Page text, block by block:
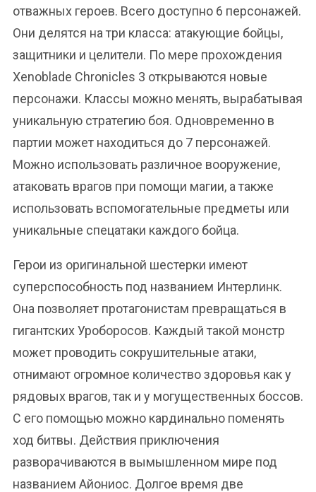
отважных героев. Всего доступно 6 персонажей.
Они делятся на три класса: атакующие бойцы,
защитники и целители. По мере прохождения
Xenoblade Chronicles 3 открываются новые
персонажи. Классы можно менять, вырабатывая
уникальную стратегию боя. Одновременно в
партии может находиться до 7 персонажей.
Можно использовать различное вооружение,
атаковать врагов при помощи магии, а также
использовать вспомогательные предметы или
уникальные спецатаки каждого бойца.
Герои из оригинальной шестерки имеют
суперспособность под названием Интерлинк.
Она позволяет протагонистам превращаться в
гигантских Уроборосов. Каждый такой монстр
может проводить сокрушительные атаки,
отнимают огромное количество здоровья как у
рядовых врагов, так и у могущественных боссов.
С его помощью можно кардинально поменять
ход битвы. Действия приключения
разворачиваются в вымышленном мире под
названием Айониос. Долгое время две